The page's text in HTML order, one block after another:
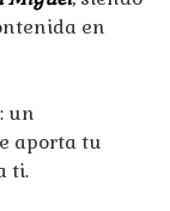
en
un
aporta tu
ti.